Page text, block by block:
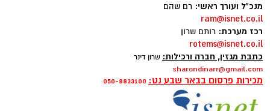
מנכ"ל ועורך ראשי: רם שהם
ram@isnet.co.il
רכז מערכת: רותם שרון
rotems@isnet.co.il
כתבת מגזין, חברה ורכילות: שרון דינר
sharondinarr@gmail.com
מכירות פרסום בבאר שבע נט: 050-8833100